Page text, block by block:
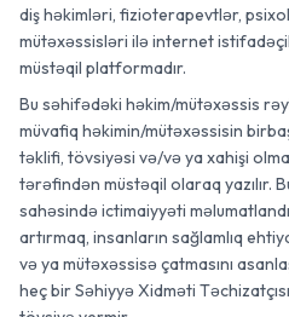
diş həkimləri, fizioterapevtlər,
mütəxəssisləri ilə internet
müstəqil platformadır.
Bu səhifədəki həkim/mütəxəssis
müvafiq həkimin/mütəxəssisin
təklifi, tövsiyəsi və/və ya xahişi
tərəfindən müstəqil olaraq yazılır.
sahəsində ictimaiyyəti
artırmaq, insanların sağlamlıq
və ya mütəxəssisə çatmasını
heç bir Səhiyyə Xidməti